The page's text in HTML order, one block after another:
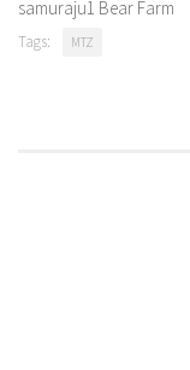
samuraju1 Bear Farm
Tags: MTZ